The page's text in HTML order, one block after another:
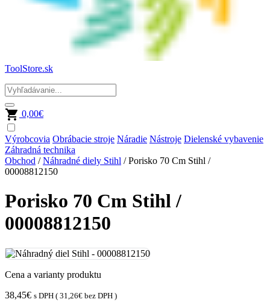
ToolStore.sk
0,00€
Výrobcovia Obrábacie stroje Náradie Nástroje Dielenské vybavenie
Záhradná technika
Obchod /Náhradné diely Stihl / Porisko 70 Cm Stihl /
00008812150
Porisko 70 Cm Stihl /
00008812150
Cena a varianty produktu
38,45€ s DPH ( 31,26€ bez DPH )